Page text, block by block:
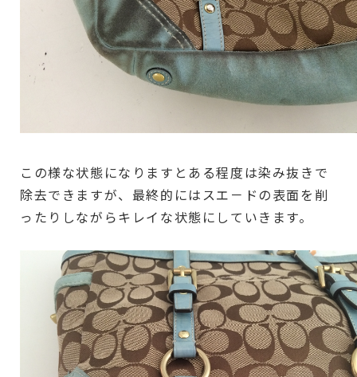
この様な状態になりますとある程度は染み抜きで
除去できますが、最終的にはスエ－ドの表面を削
ったりしながらキレイな状態にしていきます。